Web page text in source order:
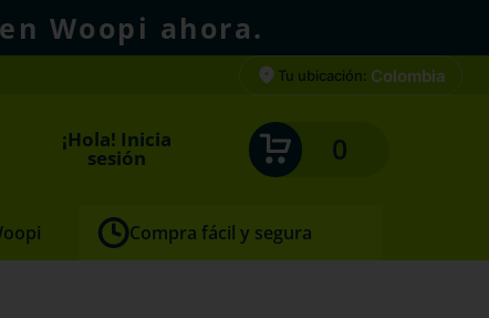
Woopi ahora.
Tu ubicación: Colombia
¡Hola! Inicia
sesión 0
Compra fácil y segura